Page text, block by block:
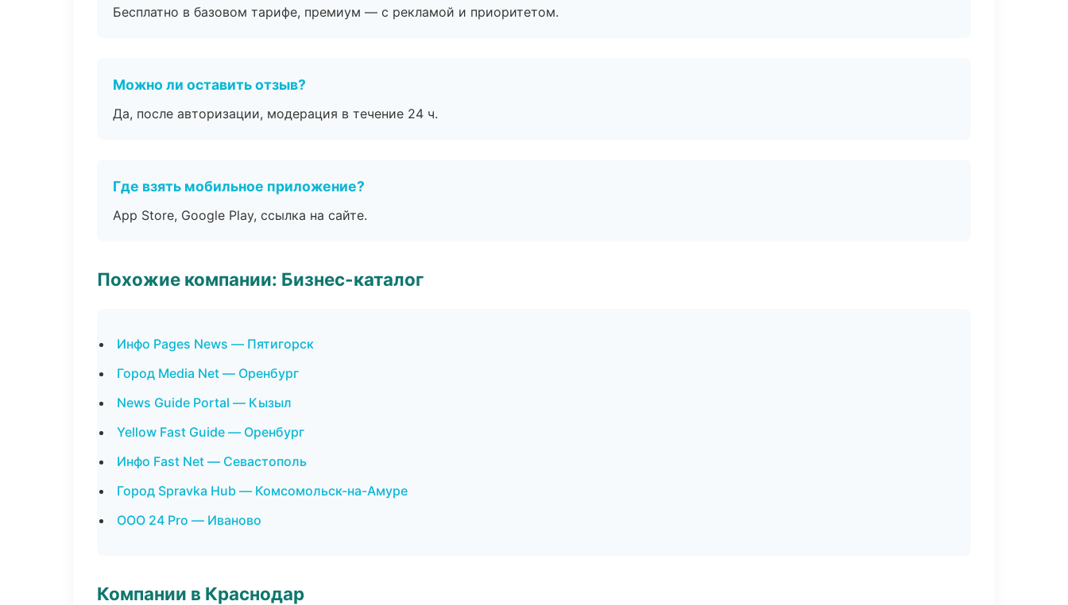
Бесплатно в базовом тарифе, премиум — с рекламой и приоритетом.
Можно ли оставить отзыв?
Да, после авторизации, модерация в течение 24 ч.
Где взять мобильное приложение?
App Store, Google Play, ссылка на сайте.
Похожие компании: Бизнес-каталог
Инфо Pages News — Пятигорск
Город Media Net — Оренбург
News Guide Portal — Кызыл
Yellow Fast Guide — Оренбург
Инфо Fast Net — Севастополь
Город Spravka Hub — Комсомольск-на-Амуре
ООО 24 Pro — Иваново
Компании в Краснодар